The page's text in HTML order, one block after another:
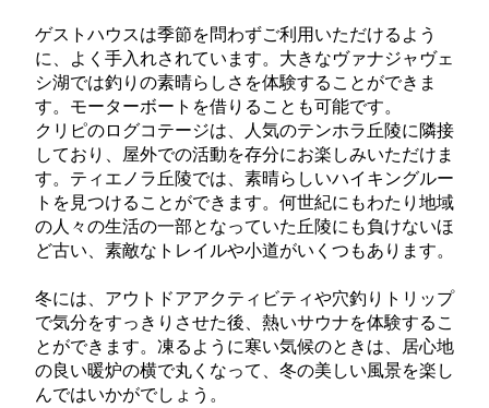
ゲストハウスは季節を問わずご利用いただけるよう
に、よく手入れされています。大きなヴァナジャヴェ
シ湖では釣りの素晴らしさを体験することができま
す。モーターボートを借りることも可能です。
クリピのログコテージは、人気のテンホラ丘陵に隣接
しており、屋外での活動を存分にお楽しみいただけま
す。ティエノラ丘陵では、素晴らしいハイキングルー
トを見つけることができます。何世紀にもわたり地域
の人々の生活の一部となっていた丘陵にも負けないほ
ど古い、素敵なトレイルや小道がいくつもあります。
冬には、アウトドアアクティビティや穴釣りトリップ
で気分をすっきりさせた後、熱いサウナを体験するこ
とができます。凍るように寒い気候のときは、居心地
の良い暖炉の横で丸くなって、冬の美しい風景を楽し
んではいかがでしょう。